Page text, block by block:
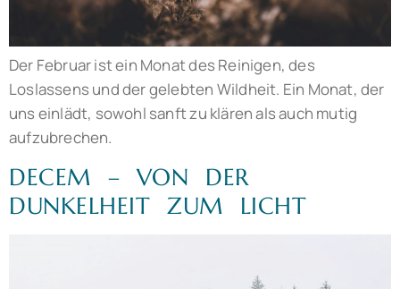
Der Februar ist ein Monat des Reinigen, des
Loslassens und der gelebten Wildheit. Ein Monat, der
uns einlädt, sowohl sanft zu klären als auch mutig
aufzubrechen.
DECEM – VON DER
DUNKELHEIT ZUM LICHT